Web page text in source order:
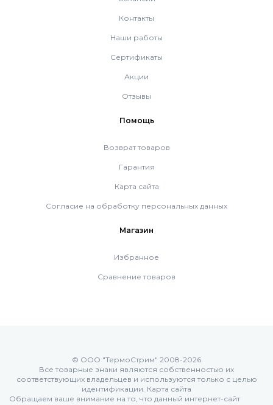
Электрические водонагреватели Ferroli
Алюминиевые радиаторы Ferroli
Econcept TECH AC
Комплект коаксиальный Ferroli 60/100
Комплект коаксиальный Ferroli 80/125
Контакты
Наши работы
Сертификаты
Акции
Отзывы
Помощь
Возврат товаров
Гарантия
Карта сайта
Согласие на обработку персональных данных
Магазин
Избранное
Сравнение товаров
© ООО "ТермоСтрим" 2008-2026
Все товарные знаки являются собственностью их
соответствующих владельцев и используются только с целью
идентификации. Карта сайта
Обращаем ваше внимание на то, что данный интернет-сайт